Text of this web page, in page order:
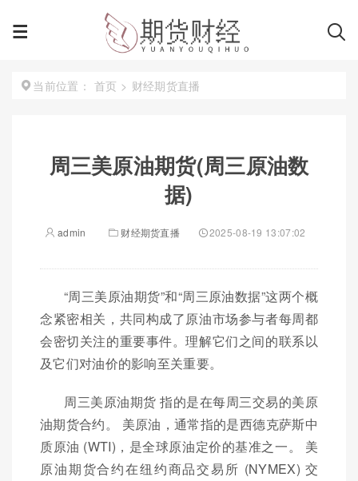
当前位置： 首页 > 财经期货直播
周三美原油期货(周三原油数
据)
admin 财经期货直播 2025-08-19 13:07:02
“周三美原油期货”和“周三原油数据”这两个概
念紧密相关，共同构成了原油市场参与者每周都
会密切关注的重要事件。理解它们之间的联系以
及它们对油价的影响至关重要。
周三美原油期货 指的是在每周三交易的美原
油期货合约。 美原油，通常指的是西德克萨斯中
质原油 (WTI)，是全球原油定价的基准之一。 美
原油期货合约在纽约商品交易所 (NYMEX) 交